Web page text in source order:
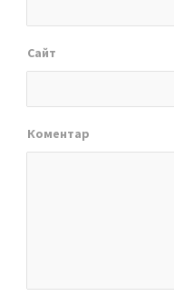
Сайт
Коментар